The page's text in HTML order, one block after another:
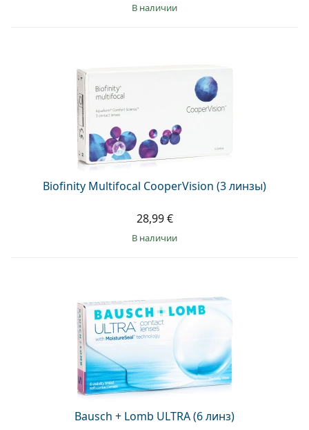
в наличии
Biofinity Multifocal CooperVision (3 линзы)
28,99 €
в наличии
Bausch + Lomb ULTRA (6 линз)